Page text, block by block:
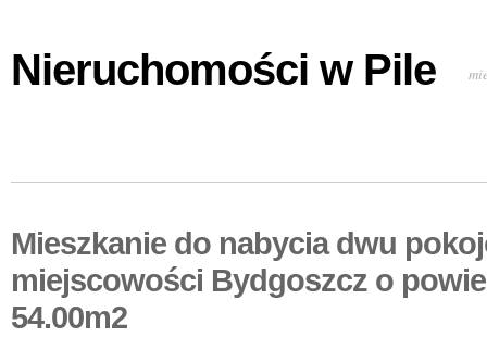
Nieruchomości w Pile
Mieszkanie do nabycia dwu
miejscowości Bydgoszcz o
54.00m2